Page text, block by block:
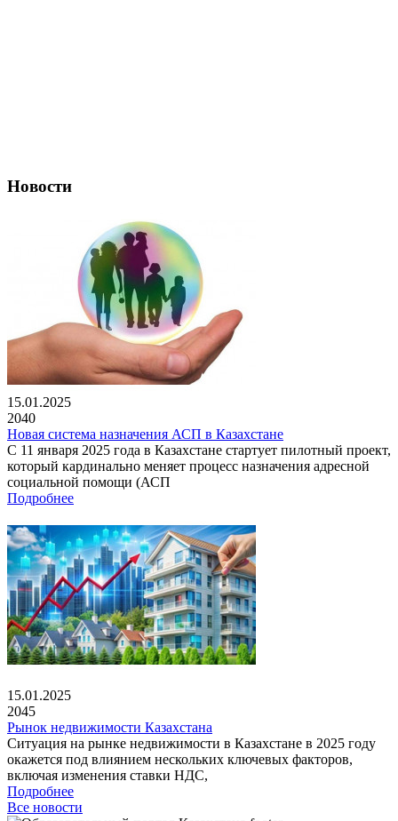
Новости
15.01.2025
2040
Новая система назначения АСП в Казахстане
С 11 января 2025 года в Казахстане стартует пилотный проект,
который кардинально меняет процесс назначения адресной
социальной помощи (АСП
Подробнее
15.01.2025
2045
Рынок недвижимости Казахстана
Ситуация на рынке недвижимости в Казахстане в 2025 году
окажется под влиянием нескольких ключевых факторов,
включая изменения ставки НДС,
Подробнее
Все новости